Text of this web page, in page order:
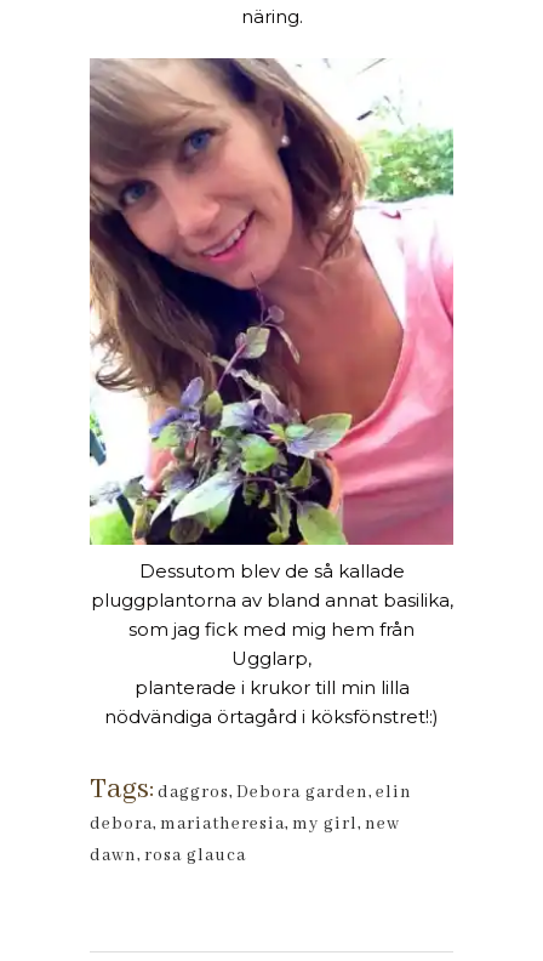
näring.
Dessutom blev de så kallade
pluggplantorna av bland annat basilika,
som jag fick med mig hem från
Ugglarp,
planterade i krukor till min lilla
nödvändiga örtagård i köksfönstret!:)
Tags: daggros,Debora garden,elin
debora, mariatheresia, my girl, new
dawn, rosa glauca